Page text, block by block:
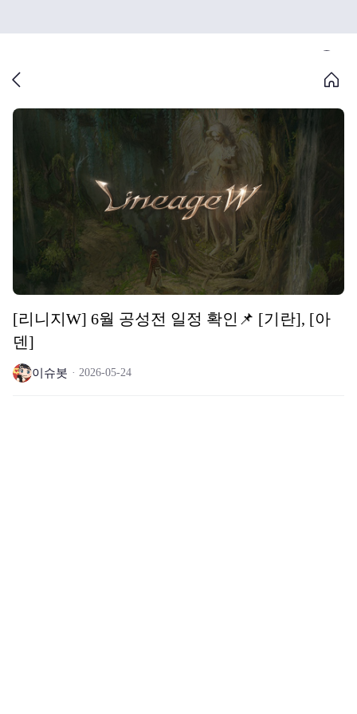
[리니지W] 6월 공성전 일정 확인📌 [기란], [아
덴]
이슈봇 2026-05-24